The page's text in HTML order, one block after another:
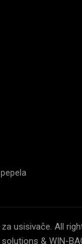
usisivače. All
solutions & WIN-